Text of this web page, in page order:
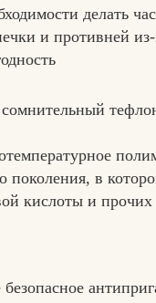
делать
и противней из-
поколения, в
кислоты и